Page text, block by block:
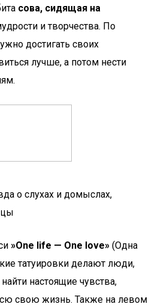
сова, сидящая на
и творчества. По
достигать своих
лучше, а потом нести
о слухах и домыслах,
»One life — One love» (Одна
татуировки делают люди,
настоящие чувства,
свою жизнь. Также на левом